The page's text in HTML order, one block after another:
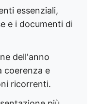
essenziali,
e i documenti di
dell'anno
coerenza e
ricorrenti.